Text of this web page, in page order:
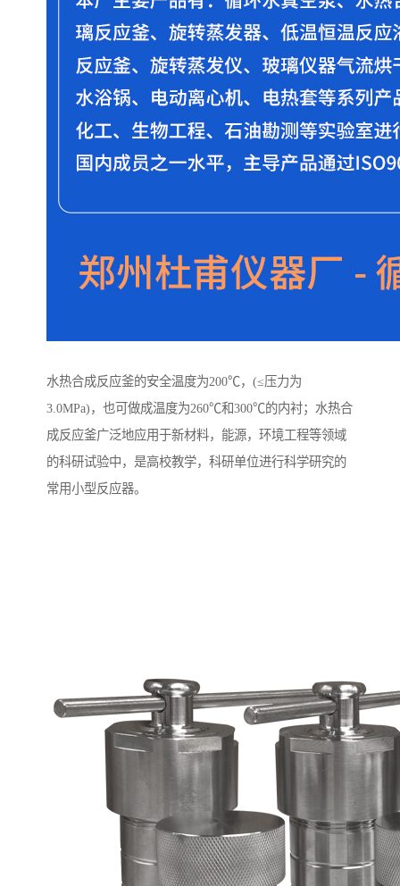
水热合成反应釜的安全温度为200℃，(≤压力为
3.0MPa)，也可做成温度为260℃和300℃的内衬；水热合
成反应釜广泛地应用于新材料，能源，环境工程等领域
的科研试验中，是高校教学，科研单位进行科学研究的
常用小型反应器。